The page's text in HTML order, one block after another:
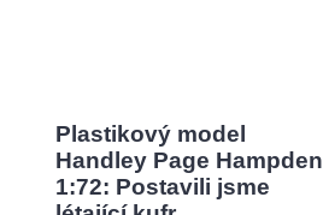
Plastikový model
Handley Page Hampden
1:72: Postavili jsme